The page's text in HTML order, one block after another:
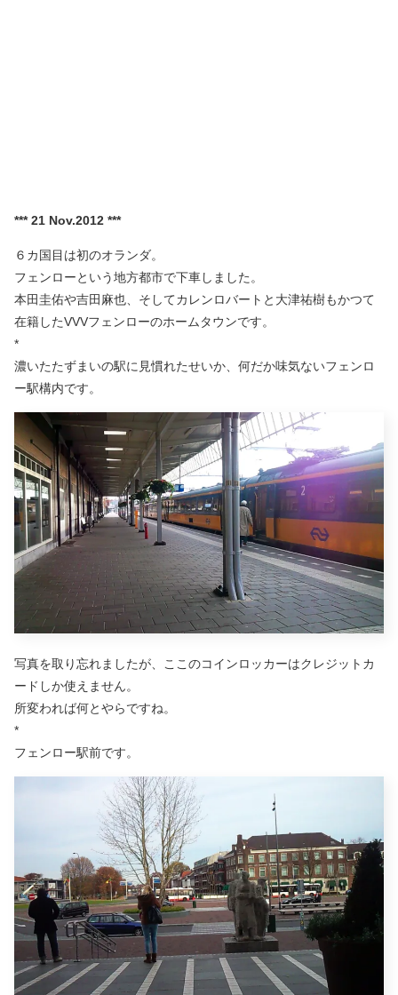
*** 21 Nov.2012 ***
６カ国目は初のオランダ。
フェンローという地方都市で下車しました。
本田圭佑や吉田麻也、そしてカレンロバートと大津祐樹もかつて
在籍したVVVフェンローのホームタウンです。
*
濃いたたずまいの駅に見慣れたせいか、何だか味気ないフェンロ
ー駅構内です。
写真を取り忘れましたが、ここのコインロッカーはクレジットカ
ードしか使えません。
所変われば何とやらですね。
*
フェンロー駅前です。